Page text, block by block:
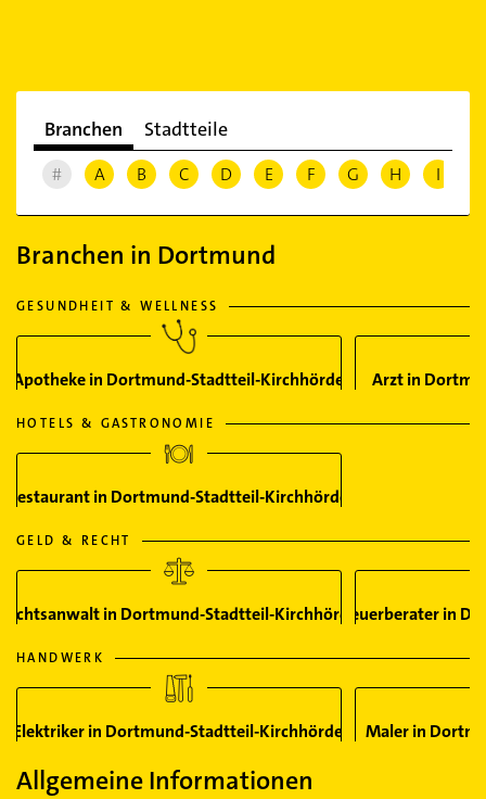
Branchen Stadtteile
# A B C D E F G H I
Branchen in Dortmund
GESUNDHEIT & WELLNESS
Apotheke in Dortmund-Stadtteil-Kirchhörde Arzt in
HOTELS & GASTRONOMIE
Restaurant in Dortmund-Stadtteil-Kirchhörde
GELD & RECHT
in Dortmund-Stadtteil-KirchhördeSteuerberater in
HANDWERK
Elektriker in Dortmund-Stadtteil-Kirchhörde Maler in
Allgemeine Informationen